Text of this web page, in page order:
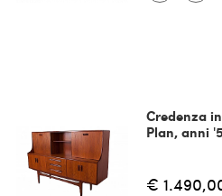
Credenza
Plan, anni
€